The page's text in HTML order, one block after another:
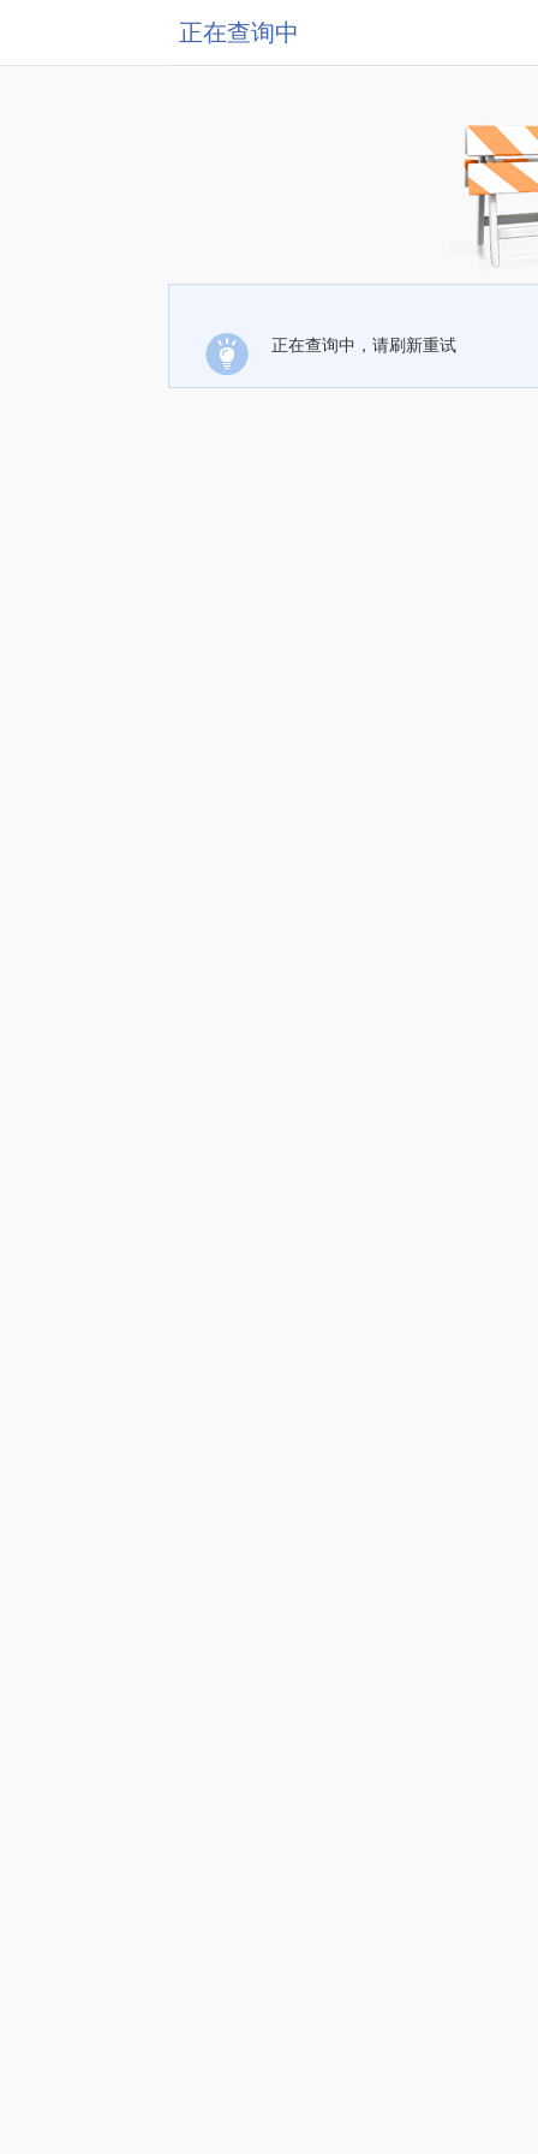
正在查询中
正在查询中，请刷新重试